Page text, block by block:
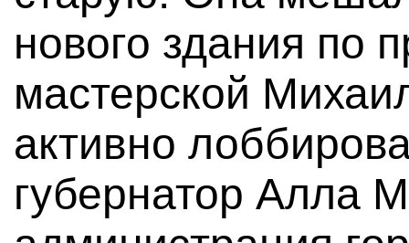
нового здания по
мастерской
активно
губернатор Алла